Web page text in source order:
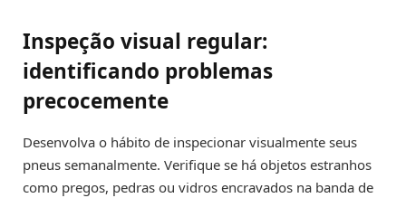
Inspeção visual regular:
identificando problemas
precocemente
Desenvolva o hábito de inspecionar visualmente seus
pneus semanalmente. Verifique se há objetos estranhos
como pregos, pedras ou vidros encravados na banda de